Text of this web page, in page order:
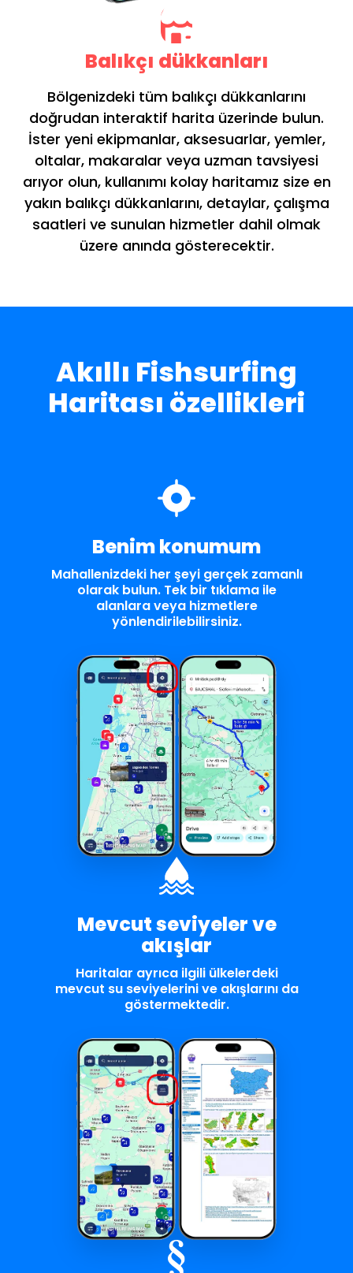
Balıkçı dükkanları
Bölgenizdeki tüm balıkçı dükkanlarını
doğrudan interaktif harita üzerinde bulun.
İster yeni ekipmanlar, aksesuarlar, yemler,
oltalar, makaralar veya uzman tavsiyesi
arıyor olun, kullanımı kolay haritamız size en
yakın balıkçı dükkanlarını, detaylar, çalışma
saatleri ve sunulan hizmetler dahil olmak
üzere anında gösterecektir.
Akıllı Fishsurfing
Haritası özellikleri
Benim konumum
Mahallenizdeki her şeyi gerçek zamanlı
olarak bulun. Tek bir tıklama ile
alanlara veya hizmetlere
yönlendirilebilirsiniz.
Mevcut seviyeler ve
akışlar
Haritalar ayrıca ilgili ülkelerdeki
mevcut su seviyelerini ve akışlarını da
göstermektedir.